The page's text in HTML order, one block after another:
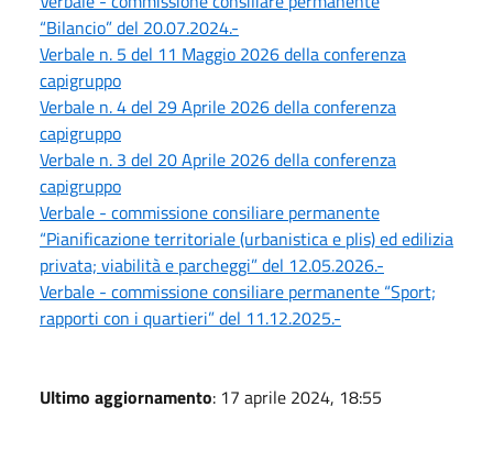
“Bilancio” del 20.07.2024.-
Verbale n. 5 del 11 Maggio 2026 della conferenza
capigruppo
Verbale n. 4 del 29 Aprile 2026 della conferenza
capigruppo
Verbale n. 3 del 20 Aprile 2026 della conferenza
capigruppo
Verbale - commissione consiliare permanente
“Pianificazione territoriale (urbanistica e plis) ed edilizia
privata; viabilità e parcheggi” del 12.05.2026.-
Verbale - commissione consiliare permanente “Sport;
rapporti con i quartieri” del 11.12.2025.-
Ultimo aggiornamento: 17 aprile 2024, 18:55